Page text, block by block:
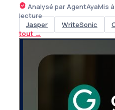
Analysé par AgentAyaMis
lecture
Jasper
WriteSonic
tout→